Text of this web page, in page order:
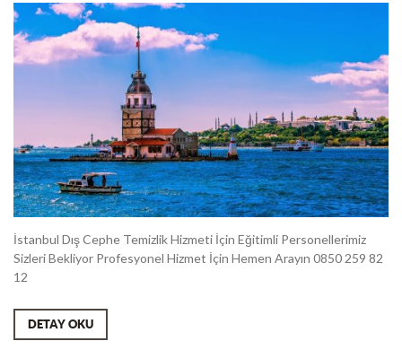
İstanbul Dış Cephe Temizlik Hizmeti İçin Eğitimli Personellerimiz
Sizleri Bekliyor Profesyonel Hizmet İçin Hemen Arayın 0850 259 82
12
DETAY OKU